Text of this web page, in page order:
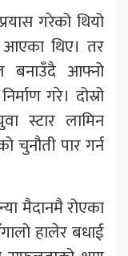
गरेको थियो
आएका थिए। तर
बनाउँदै आफ्नो
गरे। दोस्रो
स्टार लामिन
पार गर्न
मैदानमै रोएका
हालेर बधाई